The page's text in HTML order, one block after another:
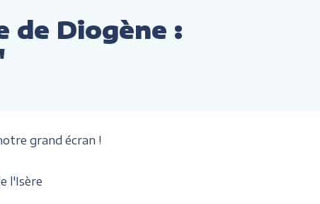
de Diogène :
grand écran !
l'Isère